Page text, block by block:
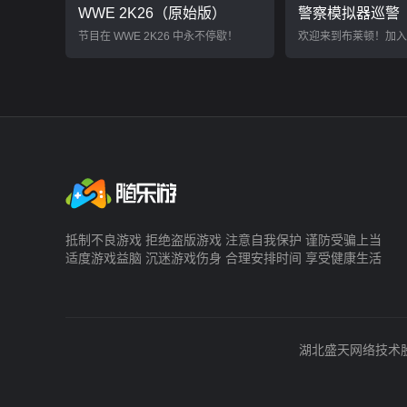
WWE 2K26（原始版）
节目在 WWE 2K26 中永不停歇！
警察模拟器巡警
抵制不良游戏 拒绝盗版游戏 注意自我保护 谨防受骗上当
适度游戏益脑 沉迷游戏伤身 合理安排时间 享受健康生活
湖北盛天网络技术